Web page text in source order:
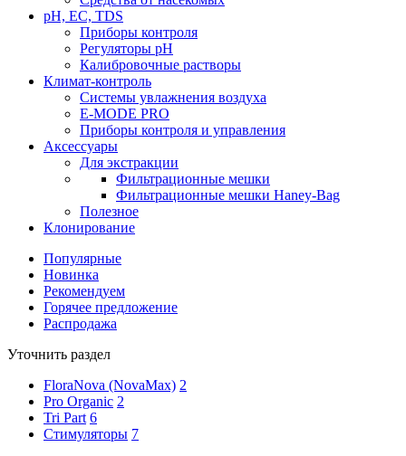
pH, EC, TDS
Приборы контроля
Регуляторы pH
Калибровочные растворы
Климат-контроль
Системы увлажнения воздуха
E-MODE PRO
Приборы контроля и управления
Аксессуары
Для экстракции
Фильтрационные мешки
Фильтрационные мешки Haney-Bag
Полезное
Клонирование
Популярные
Новинка
Рекомендуем
Горячее предложение
Распродажа
Уточнить раздел
FloraNova (NovaMax) 2
Pro Organic 2
Tri Part 6
Стимуляторы 7